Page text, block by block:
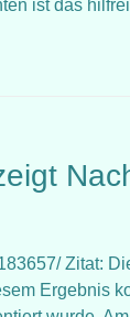
ist das
Zitat:
Ergebnis